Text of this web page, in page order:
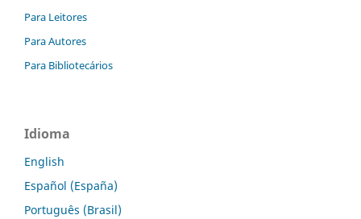
Para Leitores
Para Autores
Para Bibliotecários
Idioma
English
Español (España)
Português (Brasil)